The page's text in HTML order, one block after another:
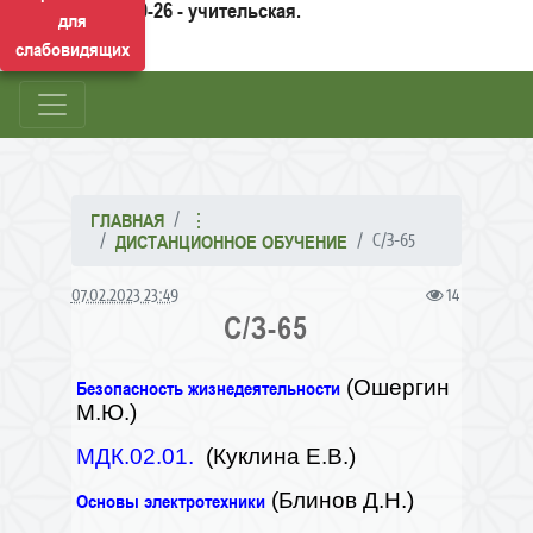
для
слабовидящих
50-26 - учительская.
ГЛАВНАЯ
⋮
ДИСТАНЦИОННОЕ ОБУЧЕНИЕ
С/З-65
07.02.2023 23:49 14
С/З-65
Безопасность жизнедеятельности(Ошергин
М.Ю.)
МДК.02.01. (Куклина Е.В.)
Основы электротехники(Блинов Д.Н.)